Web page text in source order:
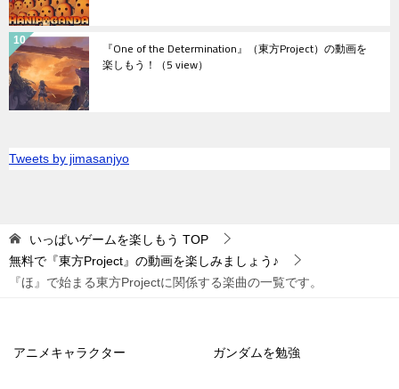
『One of the Determination』（東方Project）の動画を
楽しもう！ （5 view）
Tweets by jimasanjyo
いっぱいゲームを楽しもう TOP
無料で『東方Project』の動画を楽しみましょう♪
『ほ』で始まる東方Projectに関係する楽曲の一覧です。
アニメキャラクター ガンダムを勉強